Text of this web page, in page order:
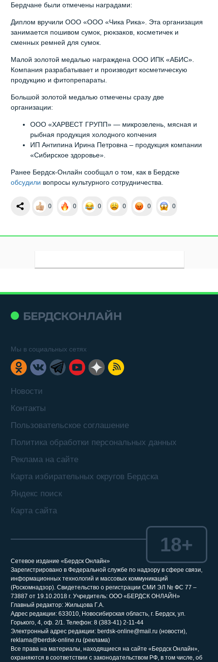
Бердчане были отмечены наградами:
Диплом вручили ООО «ООО «Чика Рика». Эта организация
занимается пошивом сумок, рюкзаков, косметичек и
сменных ремней для сумок.
Малой золотой медалью награждена ООО ИПК «АБИС».
Компания разрабатывает и производит косметическую
продукцию и фитопрепараты.
Большой золотой медалью отмечены сразу две
организации:
ООО «ХАРВЕСТ ГРУПП» — микрозелень, мясная и
рыбная продукция холодного копчения
ИП Антипина Ирина Петровна – продукция компании
«Сибирское здоровье».
Ранее Бердск-Онлайн сообщал о том, как в Бердске
обсудили вопросы культурного сотрудничества.
0 0 0 0 0 0
Новости
Контакты
Пользовательское соглашение
Политика обработки персональных данных
Реклама на сайте
Карта избирательных округов Бердска
Яндекс поиск
Карта сайта
Мы в социальных сетях
Сетевое издание «Бердск Онлайн»
Зарегистрировано в Федеральной службе по надзору в сфере связи,
информационных технологий и массовых коммуникаций
(Роскомнадзор). Свидетельство о регистрации СМИ ЭЛ № ФС 77 –
73887 от 19.10.2018 г. Учредитель: ООО «БЕРДСК ОНЛАЙН»
Главный редактор: Жильцова Г.А.
Адрес редакции: 633010, Новосибирская область, г. Бердск, ул.
Горького, 4, оф. 2/1. Телефон: 8 (383-41) 2-11-44
Электронный адрес редакции: berdsk-online@mail.ru (новости),
reklama@berdsk-online.ru (реклама)
Все права на материалы, находящиеся на сайте «Бердск Онлайн»,
охраняются в соответствии с законодательством РФ, в том числе, об
18+